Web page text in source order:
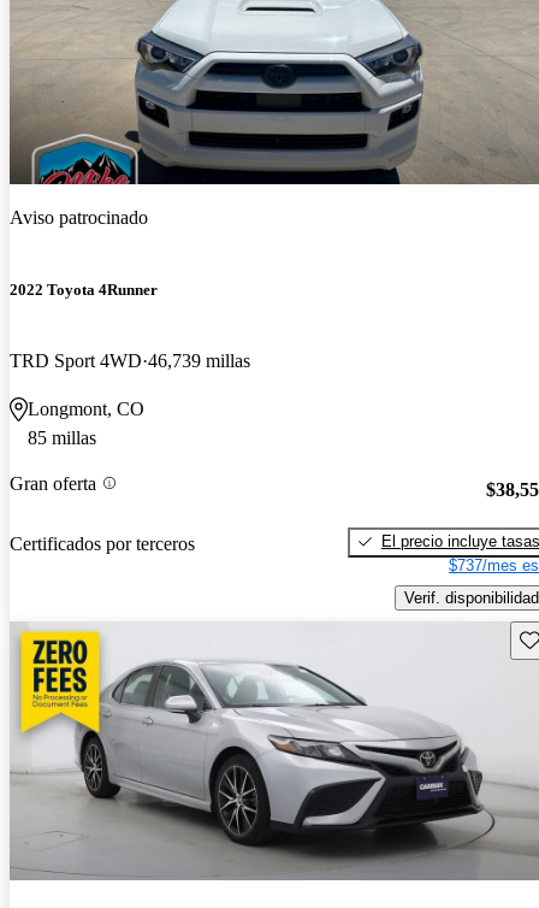
Aviso patrocinado
2022 Toyota 4Runner
TRD Sport 4WD 46,739 millas
Longmont, CO
85 millas
Gran oferta
Certificados por terceros
El precio incluye tasas
$737/mes
Verif. disponibilidad